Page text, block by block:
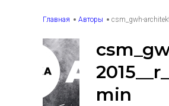
Главная Авторы csm_gwh-
min